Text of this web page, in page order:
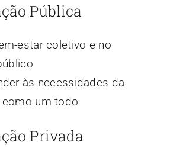
Pública
estar coletivo e no
às necessidades da
um todo
Privada